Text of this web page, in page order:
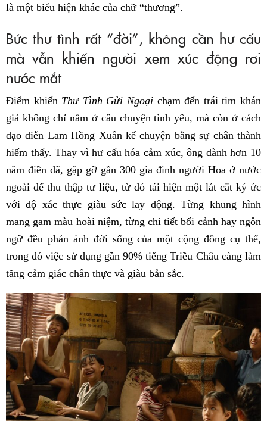
là một biểu hiện khác của chữ “thương”.
Bức thư tình rất “đời”, không cần hư cấu
mà vẫn khiến người xem xúc động rơi
nước mắt
Điểm khiến Thư Tình Gửi Ngoại chạm đến trái tim khán
giả không chỉ nằm ở câu chuyện tình yêu, mà còn ở cách
đạo diễn Lam Hồng Xuân kể chuyện bằng sự chân thành
hiếm thấy. Thay vì hư cấu hóa cảm xúc, ông dành hơn 10
năm điền dã, gặp gỡ gần 300 gia đình người Hoa ở nước
ngoài để thu thập tư liệu, từ đó tái hiện một lát cắt ký ức
với độ xác thực giàu sức lay động. Từng khung hình
mang gam màu hoài niệm, từng chi tiết bối cảnh hay ngôn
ngữ đều phản ánh đời sống của một cộng đồng cụ thể,
trong đó việc sử dụng gần 90% tiếng Triều Châu càng làm
tăng cảm giác chân thực và giàu bản sắc.